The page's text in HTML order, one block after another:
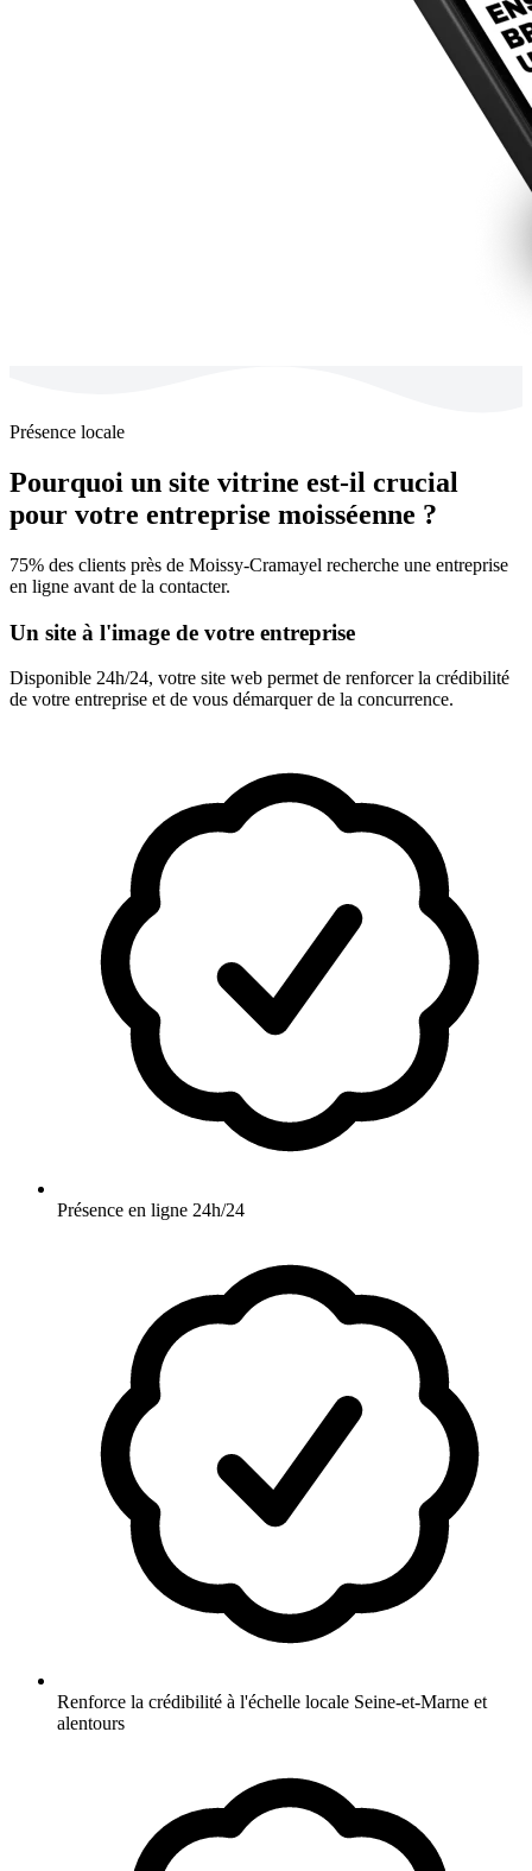
Présence locale
Pourquoi un site vitrine est-il crucial
pour votre entreprise moisséenne ?
75% des clients près de Moissy-Cramayel recherche une entreprise
en ligne avant de la contacter.
Un site à l'image de votre entreprise
Disponible 24h/24, votre site web permet de renforcer la crédibilité
de votre entreprise et de vous démarquer de la concurrence.
Présence en ligne 24h/24
Renforce la crédibilité à l'échelle locale Seine-et-Marne et
alentours